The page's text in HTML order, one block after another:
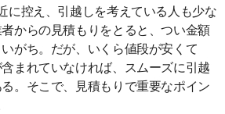
に控え、引越しを考えている人も少な
からの見積もりをとると、つい金額
がち。だが、いくら値段が安くて
まれていなければ、スムーズに引越
。そこで、見積もりで重要なポイン